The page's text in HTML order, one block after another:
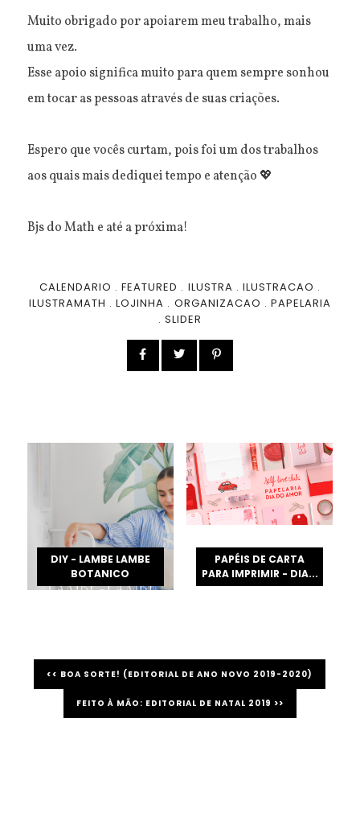
Muito obrigado por apoiarem meu trabalho, mais
uma vez.
Esse apoio significa muito para quem sempre sonhou
em tocar as pessoas através de suas criações.
Espero que vocês curtam, pois foi um dos trabalhos
aos quais mais dediquei tempo e atenção 💖
Bjs do Math e até a próxima!
CALENDARIO .FEATURED . ILUSTRA . ILUSTRACAO .
ILUSTRAMATH .LOJINHA . ORGANIZACAO .PAPELARIA
. SLIDER
DIY - LAMBE LAMBE
BOTANICO
PAPÉIS DE CARTA
PARA IMPRIMIR - DIA...
<< BOA SORTE! (EDITORIAL DE ANO NOVO 2019-2020)
FEITO À MÃO: EDITORIAL DE NATAL 2019 >>